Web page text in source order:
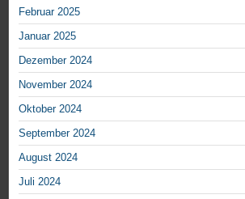
Februar 2025
Januar 2025
Dezember 2024
November 2024
Oktober 2024
September 2024
August 2024
Juli 2024